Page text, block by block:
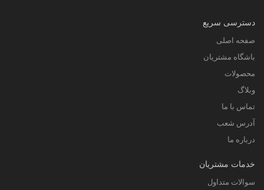
دسترسی سریع
صفحه اصلی
باشگاه مشتریان
محصولات
وبلاگ
تماس با ما
آدرس شعب
درباره ما
خدمات مشتریان
سوالات متداول